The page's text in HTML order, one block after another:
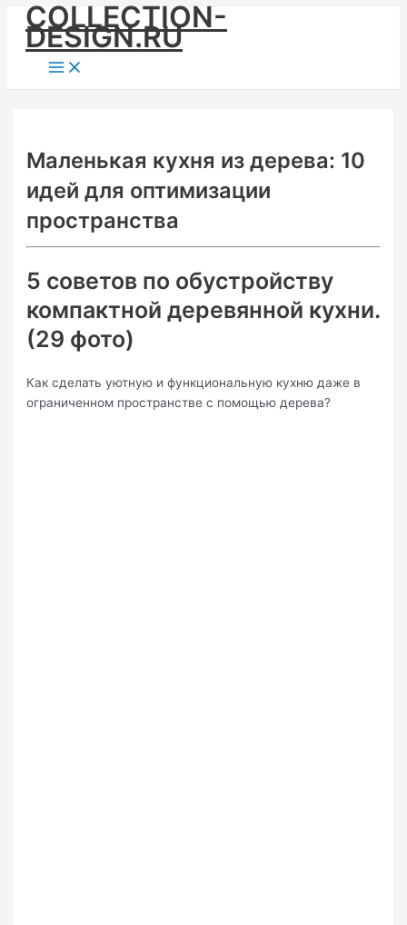
Skip
content
COLLECTION-
DESIGN.RU
Main
Menu
Маленькая кухня из дерева: 10
идей для оптимизации
пространства
5 советов по обустройству
компактной деревянной кухни.
(29 фото)
Как сделать уютную и функциональную кухню даже в
ограниченном пространстве с помощью дерева?